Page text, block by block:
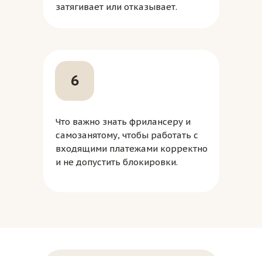
затягивает или отказывает.
6
Что важно знать фрилансеру и
самозанятому, чтобы работать с
входящими платежами корректно
и не допустить блокировки.
Политика конфиденциальности
Договор оферты